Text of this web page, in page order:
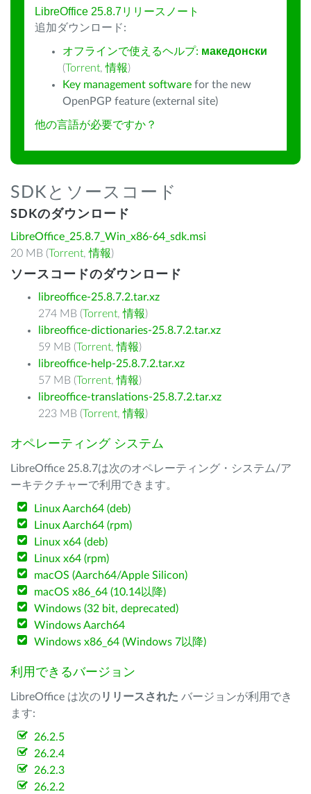
LibreOffice 25.8.7リリースノート
追加ダウンロード:
オフラインで使えるヘルプ: македонски
(Torrent,情報)
Key management software for the new
OpenPGP feature (external site)
他の言語が必要ですか？
SDKとソースコード
SDKのダウンロード
LibreOffice_25.8.7_Win_x86-64_sdk.msi
20 MB (Torrent,情報)
ソースコードのダウンロード
libreoffice-25.8.7.2.tar.xz
274 MB (Torrent,情報)
libreoffice-dictionaries-25.8.7.2.tar.xz
59 MB (Torrent,情報)
libreoffice-help-25.8.7.2.tar.xz
57 MB (Torrent,情報)
libreoffice-translations-25.8.7.2.tar.xz
223 MB (Torrent,情報)
オペレーティング システム
LibreOffice 25.8.7は次のオペレーティング・システム/ア
ーキテクチャーで利用できます。
Linux Aarch64 (deb)
Linux Aarch64 (rpm)
Linux x64 (deb)
Linux x64 (rpm)
macOS (Aarch64/Apple Silicon)
macOS x86_64 (10.14以降)
Windows (32 bit, deprecated)
Windows Aarch64
Windows x86_64 (Windows 7以降)
利用できるバージョン
LibreOffice は次のリリースされた バージョンが利用でき
ます:
26.2.5
26.2.4
26.2.3
26.2.2